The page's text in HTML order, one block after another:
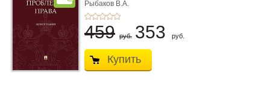
Рыбаков В.А.
459 руб. 353 руб.
Купить